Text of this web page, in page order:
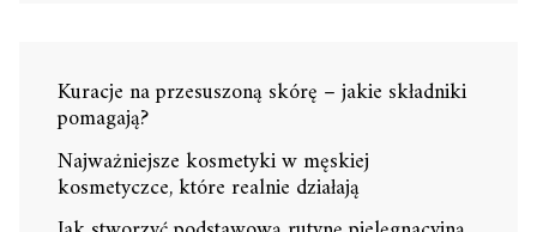
Kuracje na przesuszoną skórę – jakie składniki
pomagają?
Najważniejsze kosmetyki w męskiej
kosmetyczce, które realnie działają